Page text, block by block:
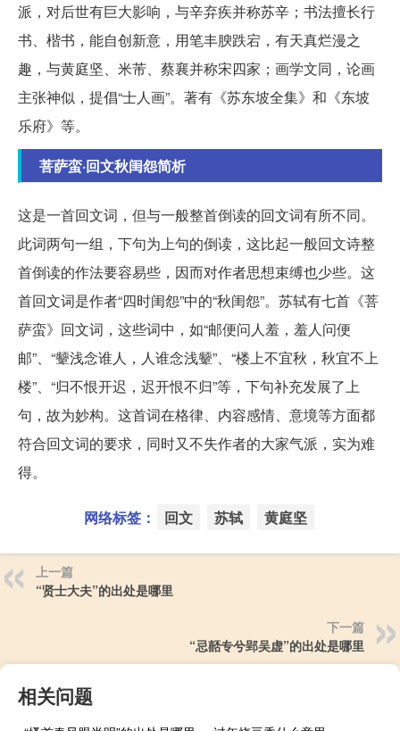
派，对后世有巨大影响，与辛弃疾并称苏辛；书法擅长行
书、楷书，能自创新意，用笔丰腴跌宕，有天真烂漫之
趣，与黄庭坚、米芾、蔡襄并称宋四家；画学文同，论画
主张神似，提倡“士人画”。著有《苏东坡全集》和《东坡
乐府》等。
菩萨蛮·回文秋闺怨简析
这是一首回文词，但与一般整首倒读的回文词有所不同。
此词两句一组，下句为上句的倒读，这比起一般回文诗整
首倒读的作法要容易些，因而对作者思想束缚也少些。这
首回文词是作者“四时闺怨”中的“秋闺怨”。苏轼有七首《菩
萨蛮》回文词，这些词中，如“邮便问人羞，羞人问便
邮”、“颦浅念谁人，人谁念浅颦”、“楼上不宜秋，秋宜不上
楼”、“归不恨开迟，迟开恨不归”等，下句补充发展了上
句，故为妙构。这首词在格律、内容感情、意境等方面都
符合回文词的要求，同时又不失作者的大家气派，实为难
得。
网络标签： 回文 苏轼 黄庭坚
上一篇
“贤士大夫”的出处是哪里
下一篇
“忌嚭专兮郢吴虚”的出处是哪里
相关问题